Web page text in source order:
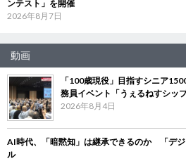
ンテスト」を開催
2026年8月7日
動画
「100歳現役」目指すシニア
務員イベント「うぇるねすシップ
2026年8月4日
AI時代、「暗黙知」は継承できるのか 「デ
ル